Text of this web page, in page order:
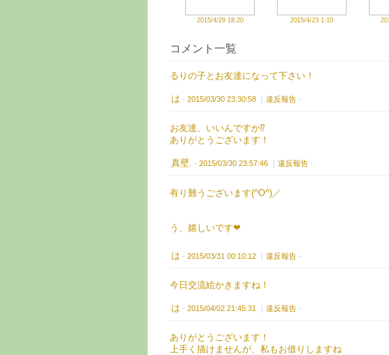
2015/4/29 18:20 2015/4/23 1:10
コメント一覧
るりの子とお友達になって下さい！
は - 2015/03/30 23:30:58 ｜ 違反報告 -
お友達、いいんですか⁉︎
ありがとうございます！
真壁. - 2015/03/30 23:57:46 ｜ 違反報告 -
有り難うございます(^O^)／
う、嬉しいです❤
は - 2015/03/31 00:10:12 ｜ 違反報告 -
今日交流絵かきますね！
は - 2015/04/02 21:45:31 ｜ 違反報告 -
ありがとうございます！
上手く描けませんが、私もお借りしますね